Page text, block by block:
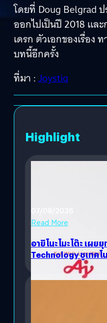
โดยที่ Doug Belgrad
ออกไปเป็นปี 2018 แล
เดรก ตัวเอกของเรื่อง
บทนี้อีกครั้ง
ที่มา :Joystiq
Highlight
Read More
อายิโนะโมะโต๊ะ เผย
Technology ชูเทคโ
อินไซต์ผู้บริโภคและ